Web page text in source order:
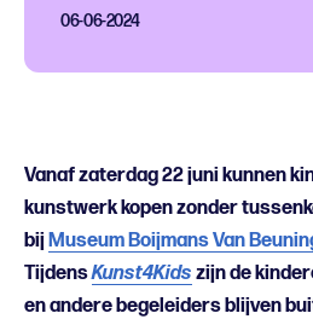
06-06-2024
Vanaf zaterdag 22 juni kunnen
kunstwerk kopen zonder
bijMuseum Boijmans Van
TijdensKunst4Kids zijn de
en andere begeleiders blijven